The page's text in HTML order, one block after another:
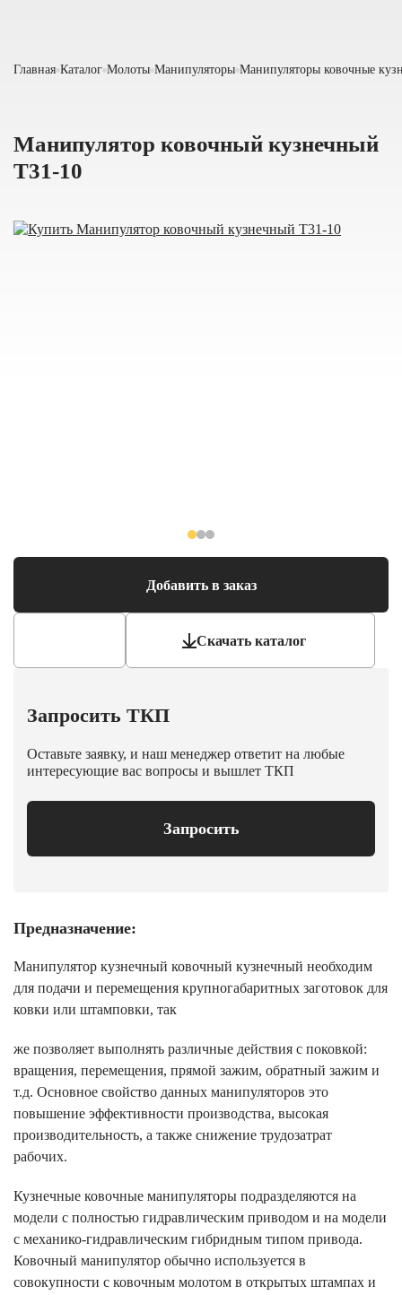
Главная Каталог Молоты Манипуляторы Манипуляторы ковочные
Манипулятор ковочный кузнечный
Т31-10
Добавить в заказ
Скачать каталог
Запросить ТКП
Оставьте заявку, и наш менеджер ответит на любые
интересующие вас вопросы и вышлет ТКП
Запросить
Предназначение:
Манипулятор кузнечный ковочный кузнечный необходим
для подачи и перемещения крупногабаритных заготовок для
ковки или штамповки, так
же позволяет выполнять различные действия с поковкой:
вращения, перемещения, прямой зажим, обратный зажим и
т.д. Основное свойство данных манипуляторов это
повышение эффективности производства, высокая
производительность, а также снижение трудозатрат
рабочих.
Кузнечные ковочные манипуляторы подразделяются на
модели с полностью гидравлическим приводом и на модели
с механико-гидравлическим гибридным типом привода.
Ковочный манипулятор обычно используется в
совокупности с ковочным молотом в открытых штампах и